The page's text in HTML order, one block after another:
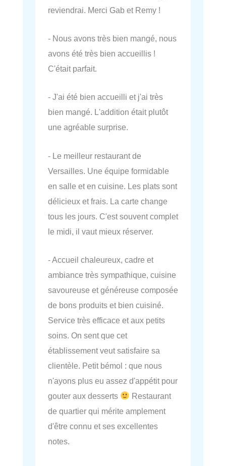
reviendrai. Merci Gab et Remy !
- Nous avons très bien mangé, nous
avons été très bien accueillis !
C'était parfait.
- J'ai été bien accueilli et j'ai très
bien mangé. L'addition était plutôt
une agréable surprise.
- Le meilleur restaurant de
Versailles. Une équipe formidable
en salle et en cuisine. Les plats sont
délicieux et frais. La carte change
tous les jours. C'est souvent complet
le midi, il vaut mieux réserver.
- Accueil chaleureux, cadre et
ambiance très sympathique, cuisine
savoureuse et généreuse composée
de bons produits et bien cuisiné.
Service très efficace et aux petits
soins. On sent que cet
établissement veut satisfaire sa
clientèle. Petit bémol : que nous
n'ayons plus eu assez d'appétit pour
gouter aux desserts
Restaurant
de quartier qui mérite amplement
d'être connu et ses excellentes
notes.